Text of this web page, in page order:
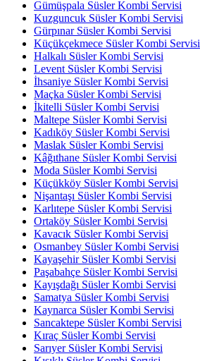
Gümüşpala Süsler Kombi Servisi
Kuzguncuk Süsler Kombi Servisi
Gürpınar Süsler Kombi Servisi
Küçükçekmece Süsler Kombi Servisi
Halkalı Süsler Kombi Servisi
Levent Süsler Kombi Servisi
İhsaniye Süsler Kombi Servisi
Maçka Süsler Kombi Servisi
İkitelli Süsler Kombi Servisi
Maltepe Süsler Kombi Servisi
Kadıköy Süsler Kombi Servisi
Maslak Süsler Kombi Servisi
Kâğıthane Süsler Kombi Servisi
Moda Süsler Kombi Servisi
Küçükköy Süsler Kombi Servisi
Nişantaşı Süsler Kombi Servisi
Karlıtepe Süsler Kombi Servisi
Ortaköy Süsler Kombi Servisi
Kavacık Süsler Kombi Servisi
Osmanbey Süsler Kombi Servisi
Kayaşehir Süsler Kombi Servisi
Paşabahçe Süsler Kombi Servisi
Kayışdağı Süsler Kombi Servisi
Samatya Süsler Kombi Servisi
Kaynarca Süsler Kombi Servisi
Sancaktepe Süsler Kombi Servisi
Kıraç Süsler Kombi Servisi
Sarıyer Süsler Kombi Servisi